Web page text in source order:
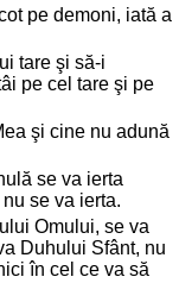
pe demoni, iată a
tare şi să-i
pe cel tare şi pe
şi cine nu adună
se va ierta
se va ierta.
Omului, se va
Duhului Sfânt, nu
în cel ce va să